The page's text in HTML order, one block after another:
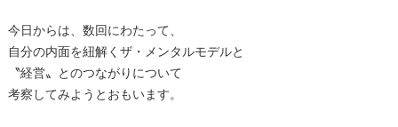
今日からは、数回にわたって、
自分の内面を紐解くザ・メンタルモデルと
〝経営〟とのつながりについて
考察してみようとおもいます。